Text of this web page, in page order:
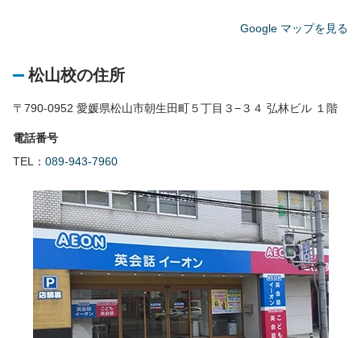
Google マップを見る
松山校の住所
〒790-0952 愛媛県松山市朝生田町５丁目３−３４ 弘林ビル １階
電話番号
TEL： 089-943-7960